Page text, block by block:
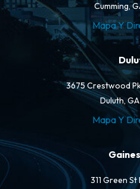
Cumming,
Mapa Y
3675 Crestwood
Duluth,
Mapa Y
311 Green